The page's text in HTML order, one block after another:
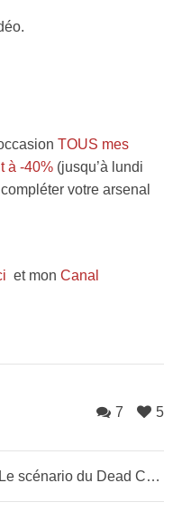
TOUS mes
à -40% (jusqu’à lundi
votre arsenal
et mon Canal
5
7
Le scénario du Dead Cat Bounce – Effondrement des bourses (mon avis)